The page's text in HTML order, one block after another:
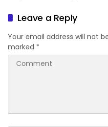
Kenaikan Jabatan
Leave a Reply
Your email address will not
marked *